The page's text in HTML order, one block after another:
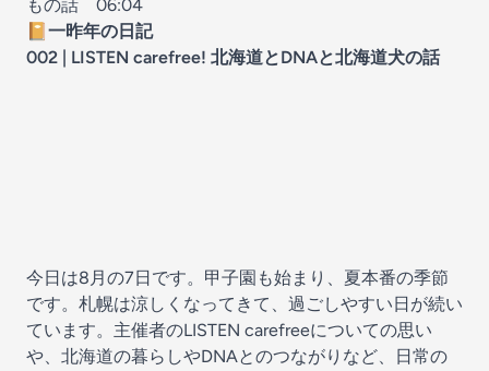
もの話
06:04
📔一昨年の日記
002 | LISTEN carefree! 北海道とDNAと北海道犬の話
今日は8月の7日です。甲子園も始まり、夏本番の季節
です。札幌は涼しくなってきて、過ごしやすい日が続い
ています。主催者のLISTEN carefreeについての思い
や、北海道の暮らしやDNAとのつながりなど、日常の